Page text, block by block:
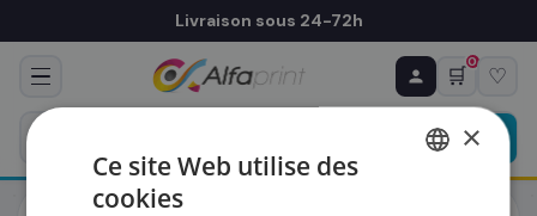
Livraison sous 24-72h
🛒
0
♡
Toutes les imprimantes
♻ COMMANDE RÉCURRENTE
Prévoyez & économisez
Programmez votre prochain achat — notre équipe
vous prépare un devis personnalisé
×
Ce site Web utilise des
cookies